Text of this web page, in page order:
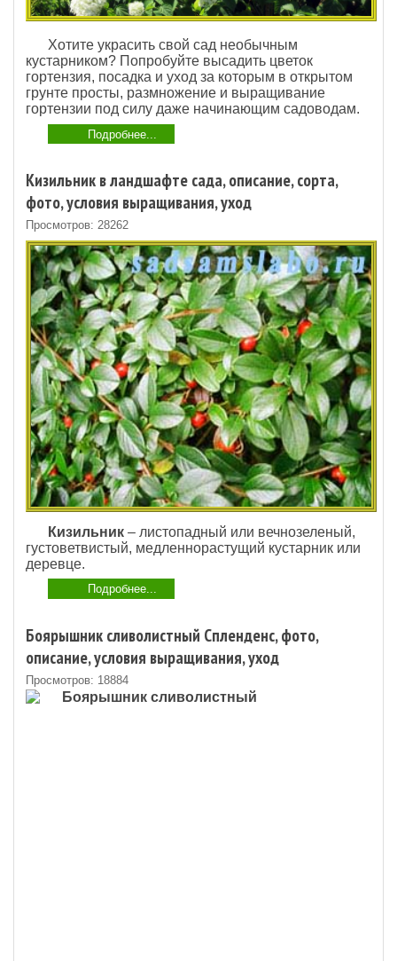
Хотите украсить свой сад необычным
кустарником? Попробуйте высадить цветок
гортензия, посадка и уход за которым в открытом
грунте просты, размножение и выращивание
гортензии под силу даже начинающим садоводам.
Подробнее...
Кизильник в ландшафте сада, описание, сорта,
фото, условия выращивания, уход
Просмотров: 28262
Кизильник– листопадный или вечнозеленый,
густоветвистый, медленнорастущий кустарник или
деревце.
Подробнее...
Боярышник сливолистный Спленденс, фото,
описание, условия выращивания, уход
Просмотров: 18884